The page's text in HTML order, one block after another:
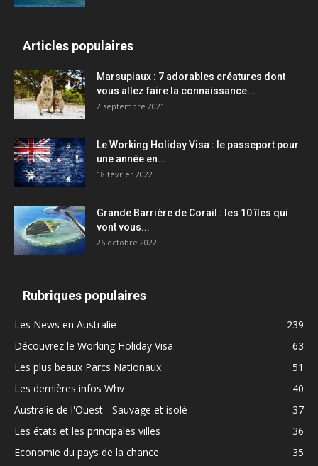
Articles populaires
Marsupiaux : 7 adorables créatures dont
vous allez faire la connaissance...
2 septembre 2021
Le Working Holiday Visa : le passeport pour
une année en...
18 février 2022
Grande Barrière de Corail : les 10 îles qui
vont vous...
26 octobre 2022
Rubriques populaires
Les News en Australie
239
Découvrez le Working Holiday Visa
63
Les plus beaux Parcs Nationaux
51
Les dernières infos Whv
40
Australie de l'Ouest - Sauvage et isolé
37
Les états et les principales villes
36
Economie du pays de la chance
35